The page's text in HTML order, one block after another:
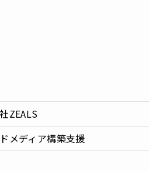
ZEALS
メディア構築支援